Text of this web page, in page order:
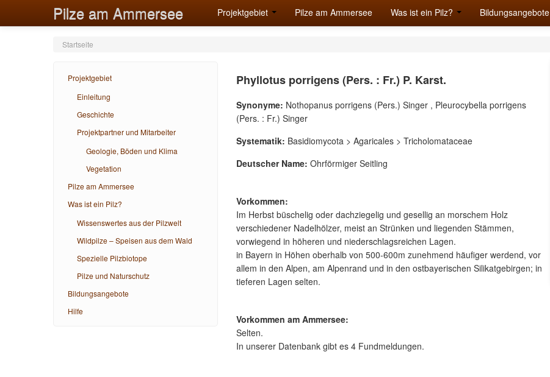
Pilze am Ammersee Projektgebiet Pilze am Ammersee Was ist ein Pilz? Bildungsangebote
Startseite
Projektgebiet
Einleitung
Geschichte
Projektpartner und Mitarbeiter
Geologie, Böden und Klima
Vegetation
Pilze am Ammersee
Was ist ein Pilz?
Wissenswertes aus der Pilzwelt
Wildpilze – Speisen aus dem Wald
Spezielle Pilzbiotope
Pilze und Naturschutz
Bildungsangebote
Hilfe
Phyllotus porrigens (Pers. : Fr.) P. Karst.
Synonyme: Nothopanus porrigens (Pers.) Singer , Pleurocybella porrigens
(Pers. : Fr.) Singer
Systematik: Basidiomycota > Agaricales > Tricholomataceae
Deutscher Name: Ohrförmiger Seitling
Vorkommen:
Im Herbst büschelig oder dachziegelig und gesellig an morschem Holz
verschiedener Nadelhölzer, meist an Strünken und liegenden Stämmen,
vorwiegend in höheren und niederschlagsreichen Lagen.
in Bayern in Höhen oberhalb von 500-600m zunehmend häufiger werdend, vor
allem in den Alpen, am Alpenrand und in den ostbayerischen Silikatgebirgen; in
tieferen Lagen selten.
Vorkommen am Ammersee:
Selten.
In unserer Datenbank gibt es 4 Fundmeldungen.